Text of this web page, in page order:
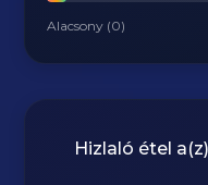
Alacsony (0)
Hizlaló étel a(z)